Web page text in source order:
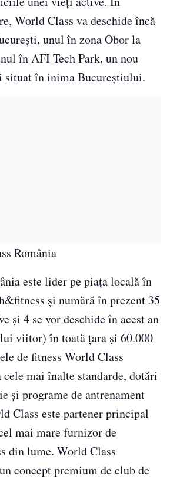
World Class va deschide încă
unul în zona Obor la
în AFI Tech Park, un nou
situat în inima Bucureștiului.
România
este lider pe piața locală în
și numără în prezent 35
și 4 se vor deschide în acest an
viitor) în toată țara și 60.000
de fitness World Class
mai înalte standarde, dotări
și programe de antrenament
Class este partener principal
mai mare furnizor de
din lume. World Class
concept premium de club de